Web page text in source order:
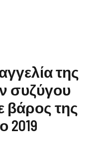
της
συζύγου
βάρος της
2019